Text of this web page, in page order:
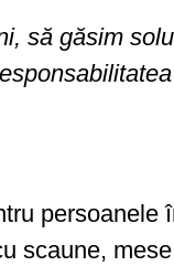
să găsim
persoanele
scaune,